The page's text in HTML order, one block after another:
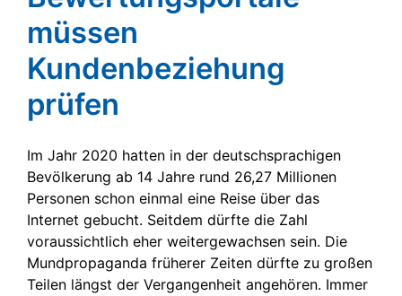
müssen
Kundenbeziehung
prüfen
Im Jahr 2020 hatten in der deutschsprachigen
Bevölkerung ab 14 Jahre rund 26,27 Millionen
Personen schon einmal eine Reise über das
Internet gebucht. Seitdem dürfte die Zahl
voraussichtlich eher weitergewachsen sein. Die
Mundpropaganda früherer Zeiten dürfte zu großen
Teilen längst der Vergangenheit angehören. Immer